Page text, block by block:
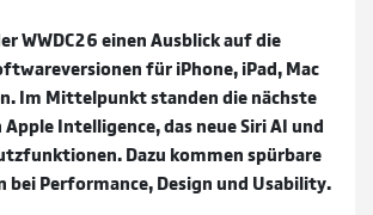
WWDC26 einen Ausblick auf die
für iPhone, iPad, Mac
Im Mittelpunkt standen die nächste
Intelligence, das neue Siri AI und
Dazu kommen spürbare
bei Performance, Design und Usability.